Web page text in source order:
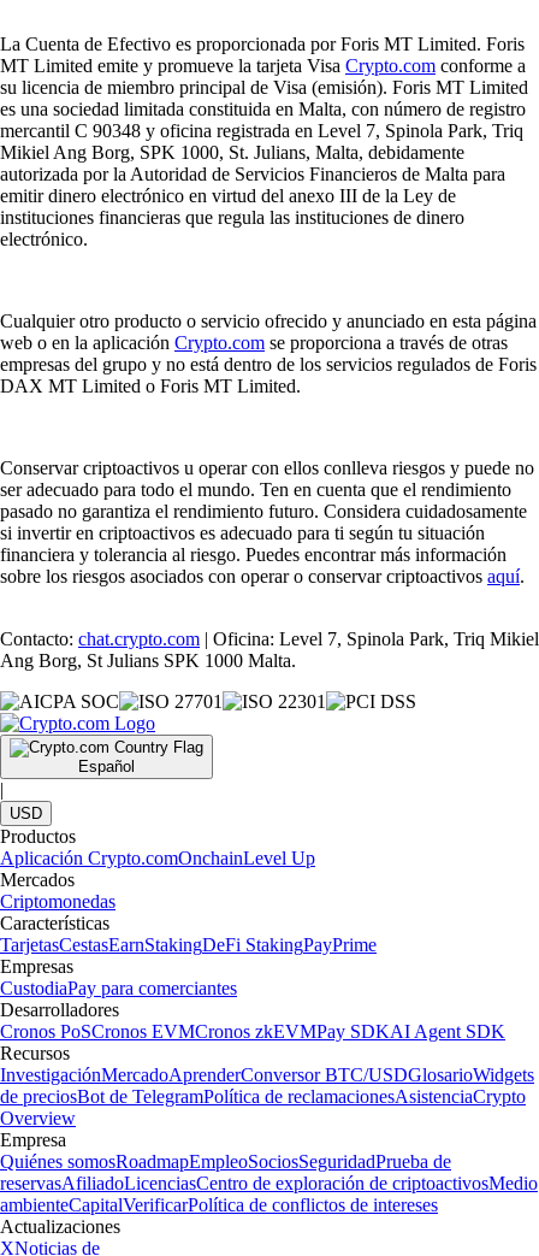
La Cuenta de Efectivo es proporcionada por Foris MT Limited. Foris
MT Limited emite y promueve la tarjeta Visa Crypto.com conforme a
su licencia de miembro principal de Visa (emisión). Foris MT Limited
es una sociedad limitada constituida en Malta, con número de registro
mercantil C 90348 y oficina registrada en Level 7, Spinola Park, Triq
Mikiel Ang Borg, SPK 1000, St. Julians, Malta, debidamente
autorizada por la Autoridad de Servicios Financieros de Malta para
emitir dinero electrónico en virtud del anexo III de la Ley de
instituciones financieras que regula las instituciones de dinero
electrónico.
Cualquier otro producto o servicio ofrecido y anunciado en esta página
web o en la aplicación Crypto.com se proporciona a través de otras
empresas del grupo y no está dentro de los servicios regulados de Foris
DAX MT Limited o Foris MT Limited.
Conservar criptoactivos u operar con ellos conlleva riesgos y puede no
ser adecuado para todo el mundo. Ten en cuenta que el rendimiento
pasado no garantiza el rendimiento futuro. Considera cuidadosamente
si invertir en criptoactivos es adecuado para ti según tu situación
financiera y tolerancia al riesgo. Puedes encontrar más información
sobre los riesgos asociados con operar o conservar criptoactivos aquí.
Contacto: chat.crypto.com | Oficina: Level 7, Spinola Park, Triq Mikiel
Ang Borg, St Julians SPK 1000 Malta.
Español
|
USD
Productos
Aplicación Crypto.comOnchainLevel Up
Mercados
Criptomonedas
Características
TarjetasCestasEarnStakingDeFi StakingPayPrime
Empresas
CustodiaPay para comerciantes
Desarrolladores
Cronos PoSCronos EVMCronos zkEVMPay SDKAI Agent SDK
Recursos
InvestigaciónMercadoAprenderConversor BTC/USDGlosarioWidgets
de preciosBot de TelegramPolítica de reclamacionesAsistenciaCrypto
Overview
Empresa
Quiénes somosRoadmapEmpleoSociosSeguridadPrueba de
reservasAfiliadoLicenciasCentro de exploración de criptoactivosMedio
ambienteCapitalVerificarPolítica de conflictos de intereses
Actualizaciones
XNoticias de